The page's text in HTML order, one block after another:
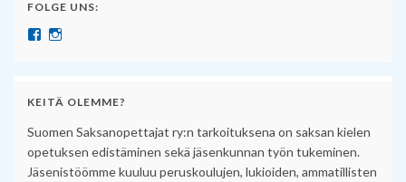
FOLGE UNS:
Näytä SuomenSaksanopettajat:n profiili Facebook palvelussa
KEITÄ OLEMME?
Suomen Saksanopettajat ry:n tarkoituksena on saksan kielen
opetuksen edistäminen sekä jäsenkunnan työn tukeminen.
Jäsenistöömme kuuluu peruskoulujen, lukioiden, ammatillisten